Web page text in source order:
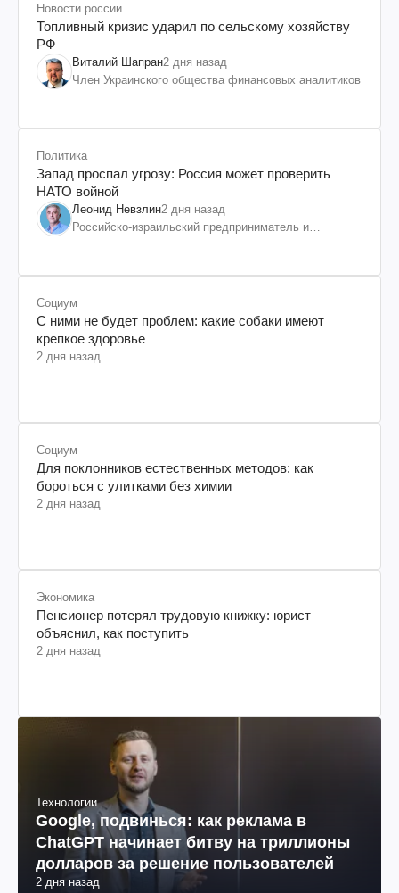
Новости россии
Топливный кризис ударил по сельскому хозяйству
РФ
Виталий Шапран2 дня назад
Член Украинского общества финансовых аналитиков
Политика
Запад проспал угрозу: Россия может проверить
НАТО войной
Леонид Невзлин2 дня назад
Российско-израильский предприниматель и
Социум
С ними не будет проблем: какие собаки имеют
крепкое здоровье
2 дня назад
Социум
Для поклонников естественных методов: как
бороться с улитками без химии
2 дня назад
Экономика
Пенсионер потерял трудовую книжку: юрист
объяснил, как поступить
2 дня назад
Технологии
Google, подвинься: как реклама в
ChatGPT начинает битву на триллионы
долларов за решение пользователей
2 дня назад